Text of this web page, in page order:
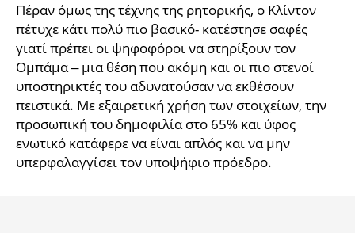
Πέραν όμως της τέχνης της ρητορικής, ο Κλίντον
πέτυχε κάτι πολύ πιο βασικό- κατέστησε σαφές
γιατί πρέπει οι ψηφοφόροι να στηρίξουν τον
Ομπάμα – μια θέση που ακόμη και οι πιο στενοί
υποστηρικτές του αδυνατούσαν να εκθέσουν
πειστικά. Με εξαιρετική χρήση των στοιχείων, την
προσωπική του δημοφιλία στο 65% και ύφος
ενωτικό κατάφερε να είναι απλός και να μην
υπερφαλαγγίσει τον υποψήφιο πρόεδρο.